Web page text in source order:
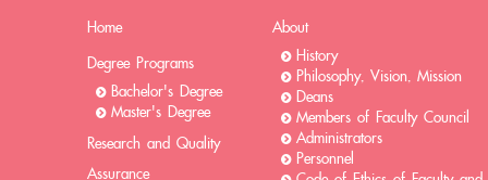
Home
Degree Programs
Bachelor's Degree
Master's Degree
Research and Quality
Assurance
About
History
Philosophy, Vision, Mission
Deans
Members of Faculty Council
Administrators
Personnel